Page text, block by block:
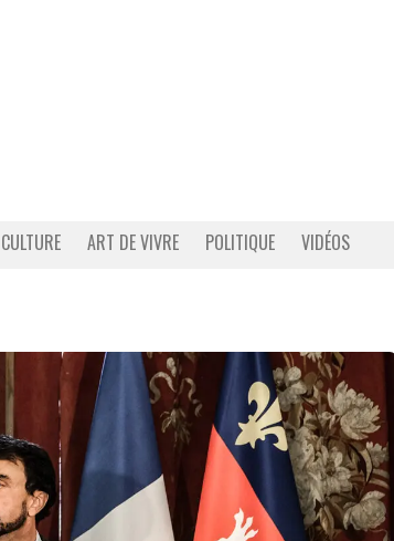
CULTURE ART DE VIVRE POLITIQUE VIDÉOS